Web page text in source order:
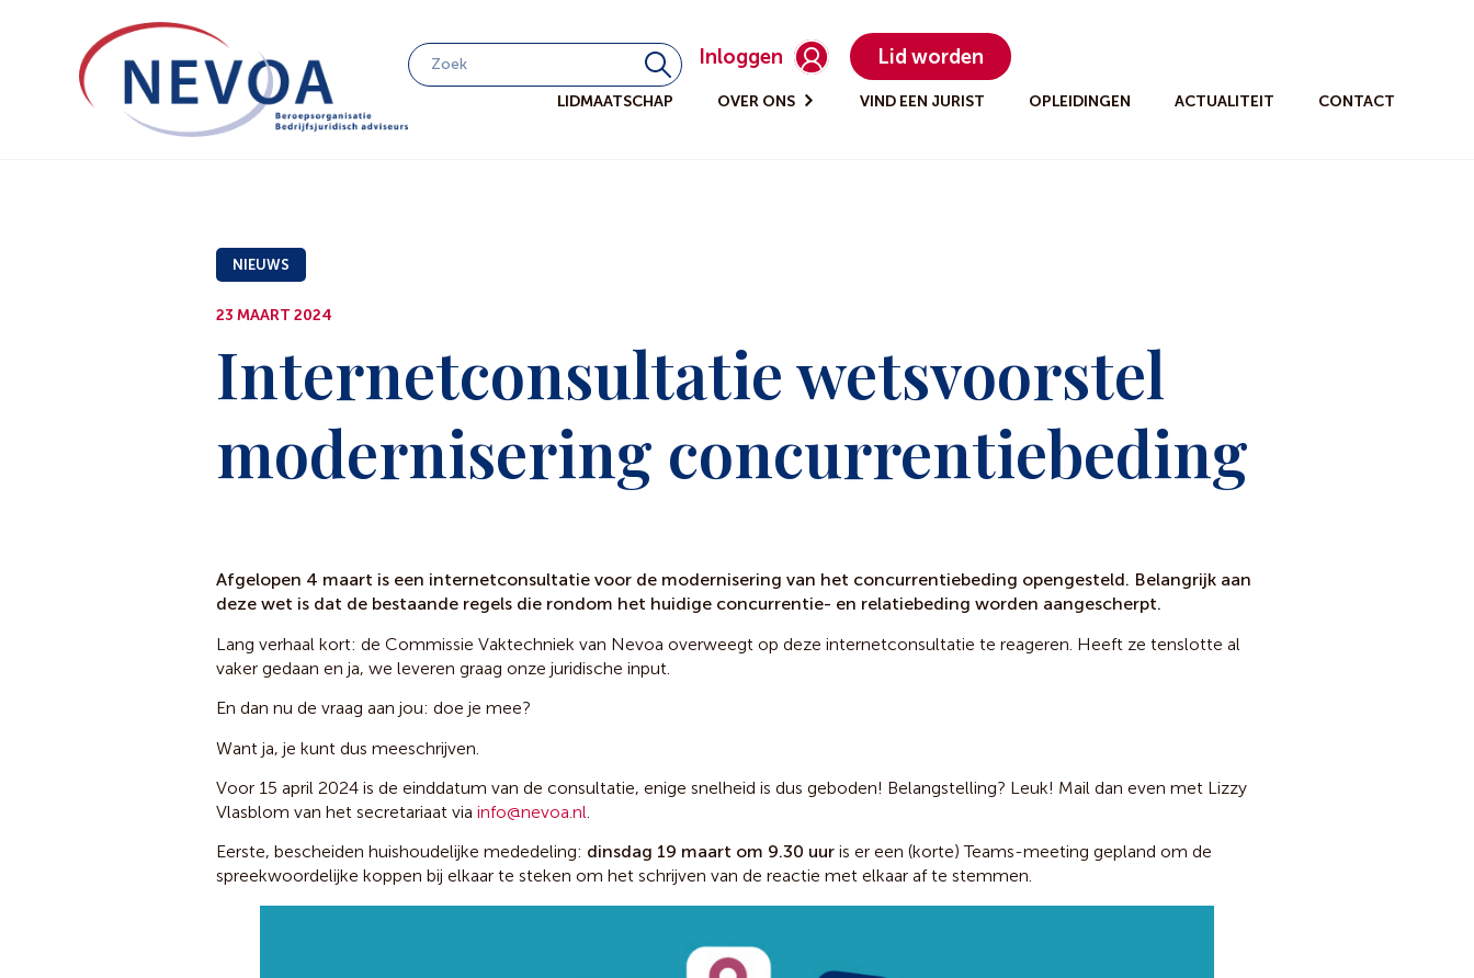
Inloggen Lid worden
LIDMAATSCHAP OVER ONS VIND EEN JURIST OPLEIDINGEN ACTUALITEIT CONTACT
NIEUWS
23 MAART 2024
Internetconsultatie wetsvoorstel
modernisering concurrentiebeding
Afgelopen 4 maart is een internetconsultatie voor de modernisering van het concurrentiebeding opengesteld. Belangrijk aan
deze wet is dat de bestaande regels die rondom het huidige concurrentie- en relatiebeding worden aangescherpt.
Lang verhaal kort: de Commissie Vaktechniek van Nevoa overweegt op deze internetconsultatie te reageren. Heeft ze tenslotte al
vaker gedaan en ja, we leveren graag onze juridische input.
En dan nu de vraag aan jou: doe je mee?
Want ja, je kunt dus meeschrijven.
Voor 15 april 2024 is de einddatum van de consultatie, enige snelheid is dus geboden! Belangstelling? Leuk! Mail dan even met Lizzy
Vlasblom van het secretariaat via info@nevoa.nl.
Eerste, bescheiden huishoudelijke mededeling: dinsdag 19 maart om 9.30 uur is er een (korte) Teams-meeting gepland om de
spreekwoordelijke koppen bij elkaar te steken om het schrijven van de reactie met elkaar af te stemmen.